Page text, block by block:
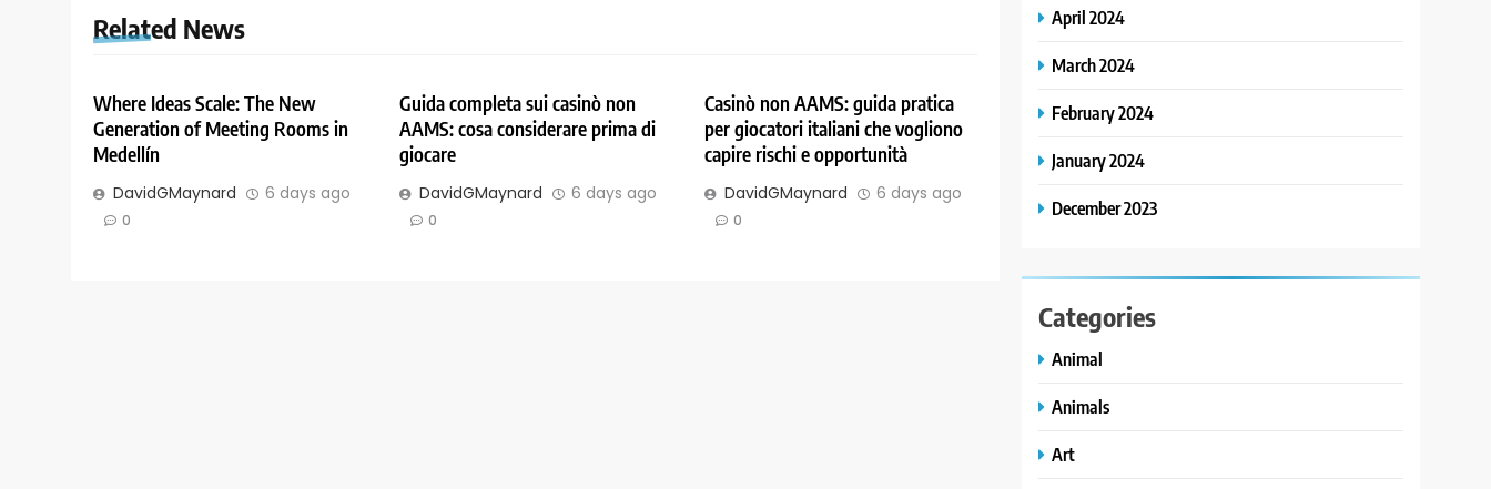
Related News
Where Ideas Scale: The New
Generation of Meeting Rooms in
Medellín
DavidGMaynard 6 days ago
0
Guida completa sui casinò non
AAMS: cosa considerare prima di
giocare
DavidGMaynard 6 days ago
0
Casinò non AAMS: guida pratica
per giocatori italiani che vogliono
capire rischi e opportunità
DavidGMaynard 6 days ago
0
April 2024
March 2024
February 2024
January 2024
December 2023
Categories
Animal
Animals
Art